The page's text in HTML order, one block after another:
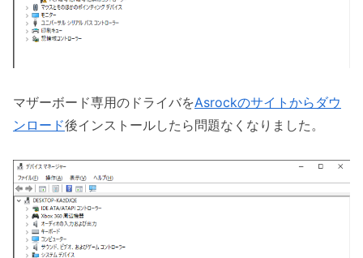
マザーボード専用のドライバをAsrockのサイトからダウ
ンロード後インストールしたら問題なくなりました。